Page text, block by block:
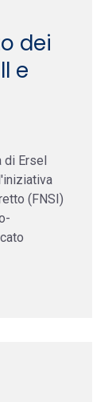
dei
e
di Ersel
(FNSI)